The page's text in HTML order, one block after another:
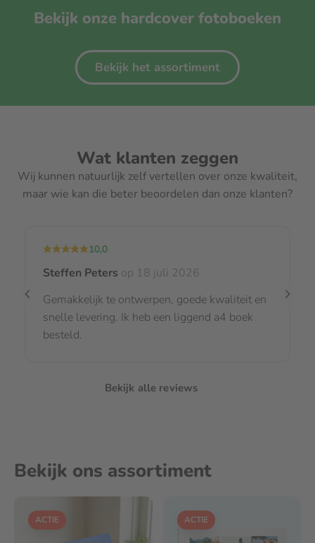
Bekijk onze hardcover fotoboeken
Bekijk het assortiment
Wat klanten zeggen
Wij kunnen natuurlijk zelf vertellen over onze kwaliteit,
maar wie kan die beter beoordelen dan onze klanten?
10,0
Steffen Peters op 18 juli 2026
Gemakkelijk te ontwerpen, goede kwaliteit en
snelle levering. Ik heb een liggend a4 boek
besteld.
Bekijk alle reviews
Bekijk ons assortiment
ACTIE ACTIE